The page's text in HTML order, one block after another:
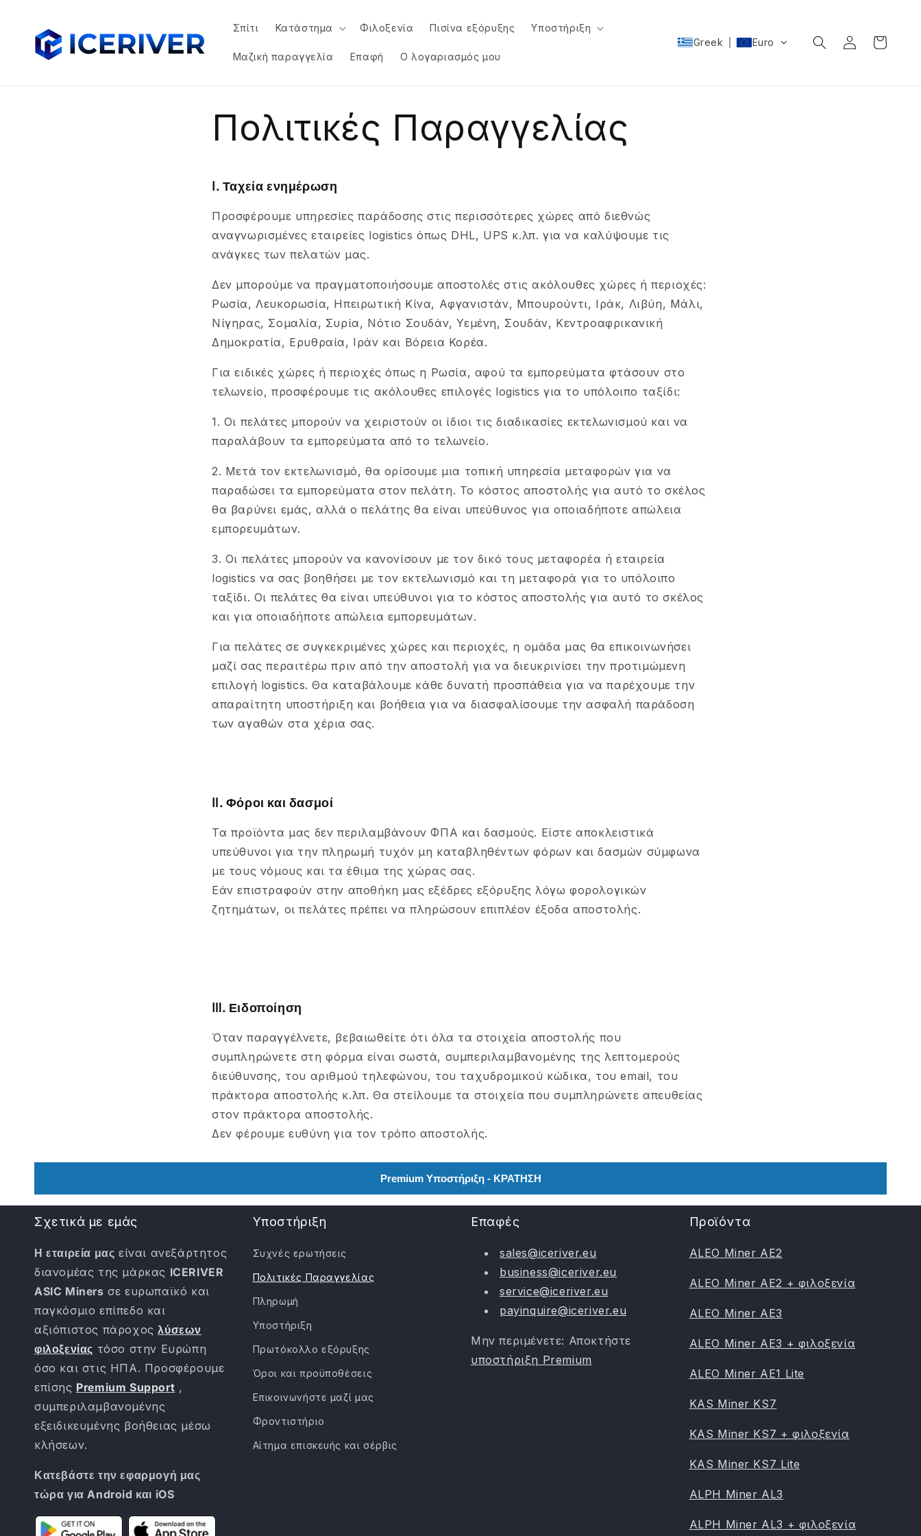
περιεχόμενο
Σπίτι Κατάστημα Φιλοξενία Πισίνα εξόρυξης Υποστήριξη
Μαζική παραγγελία Επαφή Ο λογαριασμός μου
Greek Euro ΣύνδεσηΚαλάθι
Πολιτικές Παραγγελίας
Ⅰ. Ταχεία ενημέρωση
Προσφέρουμε υπηρεσίες παράδοσης στις περισσότερες χώρες από διεθνώς
αναγνωρισμένες εταιρείες logistics όπως DHL, UPS κ.λπ. για να καλύψουμε τις
ανάγκες των πελατών μας.
Δεν μπορούμε να πραγματοποιήσουμε αποστολές στις ακόλουθες χώρες ή περιοχές:
Ρωσία, Λευκορωσία, Ηπειρωτική Κίνα, Αφγανιστάν, Μπουρούντι, Ιράκ, Λιβύη, Μάλι,
Νίγηρας, Σομαλία, Συρία, Νότιο Σουδάν, Υεμένη, Σουδάν, Κεντροαφρικανική
Δημοκρατία, Ερυθραία, Ιράν και Βόρεια Κορέα.
Για ειδικές χώρες ή περιοχές όπως η Ρωσία, αφού τα εμπορεύματα φτάσουν στο
τελωνείο, προσφέρουμε τις ακόλουθες επιλογές logistics για το υπόλοιπο ταξίδι:
1. Οι πελάτες μπορούν να χειριστούν οι ίδιοι τις διαδικασίες εκτελωνισμού και να
παραλάβουν τα εμπορεύματα από το τελωνείο.
2. Μετά τον εκτελωνισμό, θα ορίσουμε μια τοπική υπηρεσία μεταφορών για να
παραδώσει τα εμπορεύματα στον πελάτη. Το κόστος αποστολής για αυτό το σκέλος
θα βαρύνει εμάς, αλλά ο πελάτης θα είναι υπεύθυνος για οποιαδήποτε απώλεια
εμπορευμάτων.
3. Οι πελάτες μπορούν να κανονίσουν με τον δικό τους μεταφορέα ή εταιρεία
logistics να σας βοηθήσει με τον εκτελωνισμό και τη μεταφορά για το υπόλοιπο
ταξίδι. Οι πελάτες θα είναι υπεύθυνοι για το κόστος αποστολής για αυτό το σκέλος
και για οποιαδήποτε απώλεια εμπορευμάτων.
Για πελάτες σε συγκεκριμένες χώρες και περιοχές, η ομάδα μας θα επικοινωνήσει
μαζί σας περαιτέρω πριν από την αποστολή για να διευκρινίσει την προτιμώμενη
επιλογή logistics. Θα καταβάλουμε κάθε δυνατή προσπάθεια για να παρέχουμε την
απαραίτητη υποστήριξη και βοήθεια για να διασφαλίσουμε την ασφαλή παράδοση
των αγαθών στα χέρια σας.
Ⅱ. Φόροι και δασμοί
Τα προϊόντα μας δεν περιλαμβάνουν ΦΠΑ και δασμούς. Είστε αποκλειστικά
υπεύθυνοι για την πληρωμή τυχόν μη καταβληθέντων φόρων και δασμών σύμφωνα
με τους νόμους και τα έθιμα της χώρας σας.
Εάν επιστραφούν στην αποθήκη μας εξέδρες εξόρυξης λόγω φορολογικών
ζητημάτων, οι πελάτες πρέπει να πληρώσουν επιπλέον έξοδα αποστολής.
Ⅲ. Ειδοποίηση
Όταν παραγγέλνετε, βεβαιωθείτε ότι όλα τα στοιχεία αποστολής που
συμπληρώνετε στη φόρμα είναι σωστά, συμπεριλαμβανομένης της λεπτομερούς
διεύθυνσης, του αριθμού τηλεφώνου, του ταχυδρομικού κώδικα, του email, του
πράκτορα αποστολής κ.λπ. Θα στείλουμε τα στοιχεία που συμπληρώνετε απευθείας
στον πράκτορα αποστολής.
Δεν φέρουμε ευθύνη για τον τρόπο αποστολής.
Premium Υποστήριξη - ΚΡΑΤΗΣΗ
Σχετικά με εμάς
Η εταιρεία μας είναι ανεξάρτητος
διανομέας της μάρκας ICERIVER
ASIC Miners σε ευρωπαϊκό και
παγκόσμιο επίπεδο και
αξιόπιστος πάροχοςλύσεων
φιλοξενίας τόσο στην Ευρώπη
όσο και στις ΗΠΑ. Προσφέρουμε
επίσης Premium Support ,
συμπεριλαμβανομένης
εξειδικευμένης βοήθειας μέσω
κλήσεων.
Κατεβάστε την εφαρμογή μας
τώρα για Android και iOS
Υποστήριξη
Συχνές ερωτήσεις
Πολιτικές Παραγγελίας
Πληρωμή
Υποστήριξη
Πρωτόκολλο εξόρυξης
Όροι και προϋποθέσεις
Επικοινωνήστε μαζί μας
Φροντιστήριο
Αίτημα επισκευής και σέρβις
Επαφές
sales@iceriver.eu
business@iceriver.eu
service@iceriver.eu
payinquire@iceriver.eu
Μην περιμένετε: Αποκτήστε
υποστήριξη Premium
Προϊόντα
ALEO Miner AE2
ALEO Miner AE2 + φιλοξενία
ALEO Miner AE3
ALEO Miner AE3 + φιλοξενία
ALEO Miner AE1 Lite
KAS Miner KS7
KAS Miner KS7 + φιλοξενία
KAS Miner KS7 Lite
ALPH Miner AL3
ALPH Miner AL3 + φιλοξενία